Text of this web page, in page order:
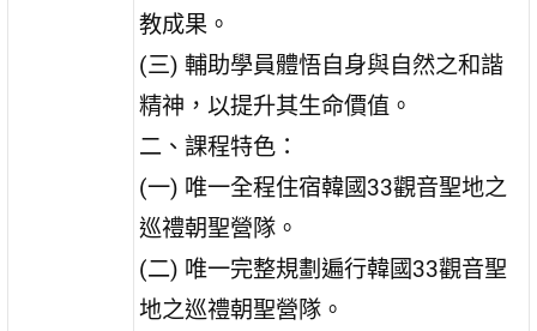
教成果。
(三) 輔助學員體悟自身與自然之和諧
精神，以提升其生命價值。
二、課程特色：
(一) 唯一全程住宿韓國33觀音聖地之
巡禮朝聖營隊。
(二) 唯一完整規劃遍行韓國33觀音聖
地之巡禮朝聖營隊。